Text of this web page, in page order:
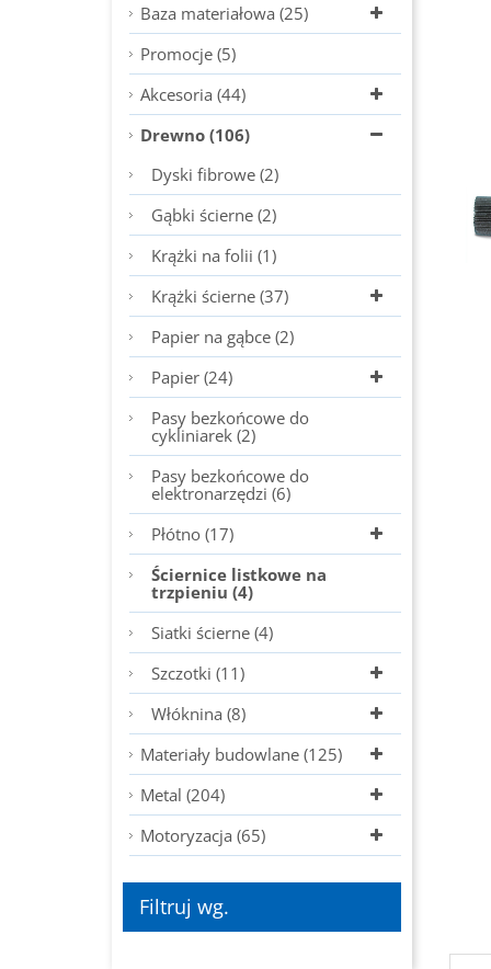
Baza materiałowa (25)
Promocje (5)
Akcesoria (44)
Drewno (106)
Dyski fibrowe (2)
Gąbki ścierne (2)
Krążki na folii (1)
Krążki ścierne (37)
Papier na gąbce (2)
Papier (24)
Pasy bezkońcowe do
cykliniarek (2)
Pasy bezkońcowe do
elektronarzędzi (6)
Płótno (17)
Ściernice listkowe na
trzpieniu (4)
Siatki ścierne (4)
Szczotki (11)
Włóknina (8)
Materiały budowlane (125)
Metal (204)
Motoryzacja (65)
Filtruj wg.